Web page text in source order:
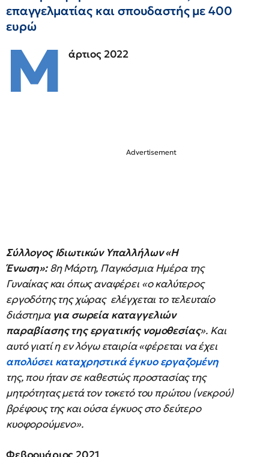
επαγγελματίας και σπουδαστής με 400
ευρώ
Μ άρτιος 2022
Σύλλογος Ιδιωτικών Υπαλλήλων «Η
Ένωση»:8η Μάρτη, Παγκόσμια Ημέρα της
Γυναίκας και όπως αναφέρει «ο καλύτερος
εργοδότης της χώρας ελέγχεται το τελευταίο
διάστημα για σωρεία καταγγελιών
παραβίασης της εργατικής νομοθεσίας». Και
αυτό γιατί η εν λόγω εταιρία «φέρεται να έχει
απολύσει καταχρηστικά έγκυο εργαζομένη
της, που ήταν σε καθεστώς προστασίας της
μητρότητας μετά τον τοκετό του πρώτου (νεκρού)
βρέφους της και ούσα έγκυος στο δεύτερο
κυοφορούμενο».